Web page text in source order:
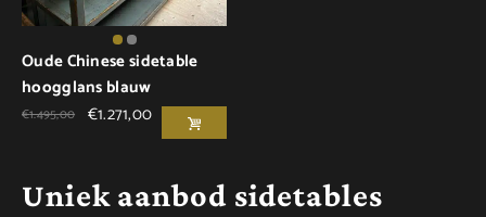
Oude Chinese sidetable
hoogglans blauw
€1.495,00 €1.271,00
Uniek aanbod sidetables